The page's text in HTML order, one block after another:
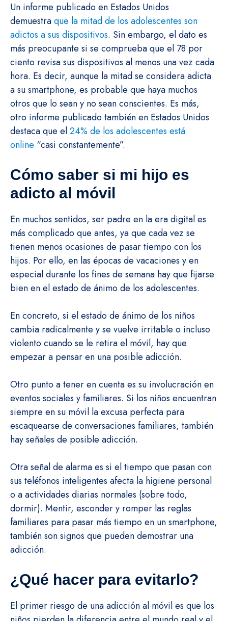
Un informe publicado en Estados Unidos
demuestraque la mitad de los adolescentes son
adictos a sus dispositivos. Sin embargo, el dato es
más preocupante si se comprueba que el 78 por
ciento revisa sus dispositivos al menos una vez cada
hora. Es decir, aunque la mitad se considera adicta
a su smartphone, es probable que haya muchos
otros que lo sean y no sean conscientes. Es más,
otro informe publicado también en Estados Unidos
destaca que el24% de los adolescentes está
online “casi constantemente”.
Cómo saber si mi hijo es
adicto al móvil
En muchos sentidos, ser padre en la era digital es
más complicado que antes, ya que cada vez se
tienen menos ocasiones de pasar tiempo con los
hijos. Por ello, en las épocas de vacaciones y en
especial durante los fines de semana hay que fijarse
bien en el estado de ánimo de los adolescentes.
En concreto, si el estado de ánimo de los niños
cambia radicalmente y se vuelve irritable o incluso
violento cuando se le retira el móvil, hay que
empezar a pensar en una posible adicción.
Otro punto a tener en cuenta es su involucración en
eventos sociales y familiares. Si los niños encuentran
siempre en su móvil la excusa perfecta para
escaquearse de conversaciones familiares, también
hay señales de posible adicción.
Otra señal de alarma es si el tiempo que pasan con
sus teléfonos inteligentes afecta la higiene personal
o a actividades diarias normales (sobre todo,
dormir). Mentir, esconder y romper las reglas
familiares para pasar más tiempo en un smartphone,
también son signos que pueden demostrar una
adicción.
¿Qué hacer para evitarlo?
El primer riesgo de una adicción al móvil es que los